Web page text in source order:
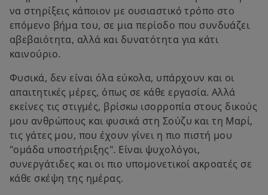
να στηρίξεις κάποιον με ουσιαστικό τρόπο στο
επόμενο βήμα του, σε μια περίοδο που συνδυάζει
αβεβαιότητα, αλλά και δυνατότητα για κάτι
καινούριο.
Φυσικά, δεν είναι όλα εύκολα, υπάρχουν και οι
απαιτητικές μέρες, όπως σε κάθε εργασία. Αλλά
εκείνες τις στιγμές, βρίσκω ισορροπία στους δικούς
μου ανθρώπους και φυσικά στη Σούζυ και τη Μαρί,
τις γάτες μου, που έχουν γίνει η πιο πιστή μου
"ομάδα υποστήριξης". Είναι ψυχολόγοι,
συνεργάτιδες και οι πιο υπομονετικοί ακροατές σε
κάθε σκέψη της ημέρας.